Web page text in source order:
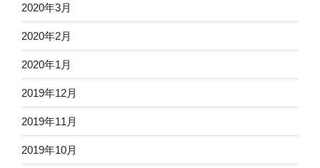
2020年3月
2020年2月
2020年1月
2019年12月
2019年11月
2019年10月